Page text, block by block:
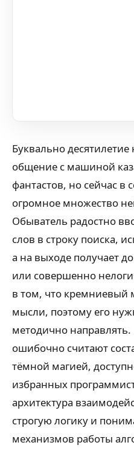
Буквально
общение с машиной
фантастов, но сейчас в
огромное множество
Обыватель радостно
слов в строку поиска,
а на выходе получает
или совершенно
в том, что кремниевый
мысли, поэтому его
методично
ошибочно считают
тёмной магией,
избранных
архитектура
строгую логику и
механизмов работы